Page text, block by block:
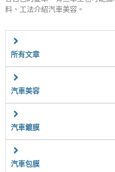
料、工法介紹汽車美容。
所有文章
汽車美容
汽車鍍膜
汽車包膜